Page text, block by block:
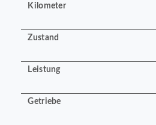
Kilometer
Zustand
Leistung
Getriebe